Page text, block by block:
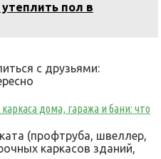
утеплить пол в
с друзьями:
дома, гаража и бани: что
(профтруба, швеллер,
каркасов зданий,